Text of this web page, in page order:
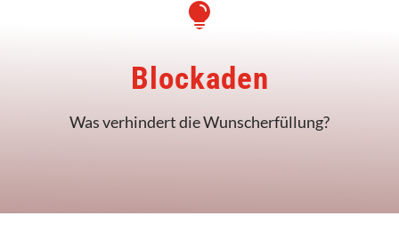

Blockaden
Was verhindert die Wunscherfüllung?